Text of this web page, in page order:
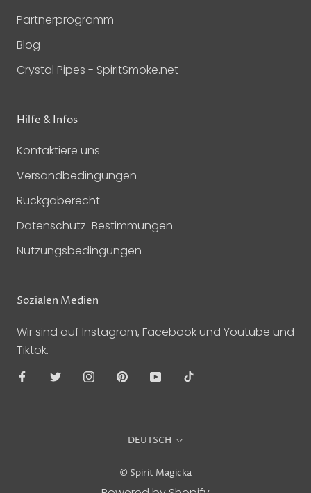
Partnerprogramm
Blog
Crystal Pipes - SpiritSmoke.net
Hilfe & Infos
Kontaktiere uns
Versandbedingungen
Rückgaberecht
Datenschutz-Bestimmungen
Nutzungsbedingungen
Sozialen Medien
Wir sind auf Instagram, Facebook und Youtube und
Tiktok.
Sprache
DEUTSCH
© Spirit Magicka